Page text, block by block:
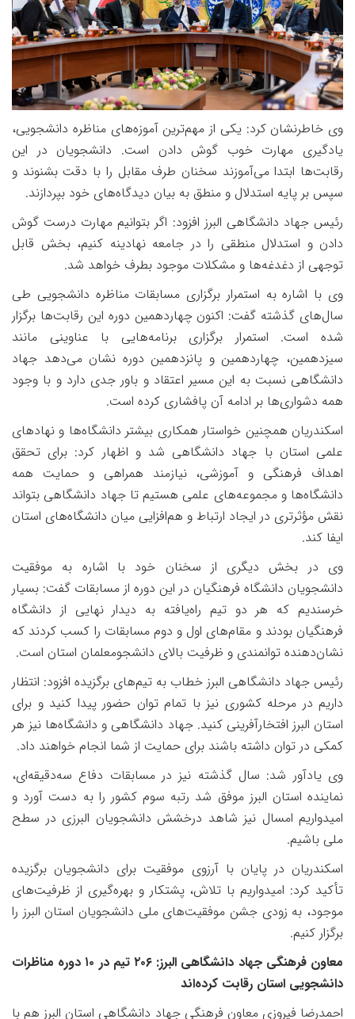
وی خاطرنشان کرد: یکی از مهم‌ترین آموزه‌های مناظره دانشجویی،
یادگیری مهارت خوب گوش دادن است. دانشجویان در این
رقابت‌ها ابتدا می‌آموزند سخنان طرف مقابل را با دقت بشنوند و
سپس بر پایه استدلال و منطق به بیان دیدگاه‌های خود بپردازند.
رئیس جهاد دانشگاهی البرز افزود: اگر بتوانیم مهارت درست گوش
دادن و استدلال منطقی را در جامعه نهادینه کنیم، بخش قابل
توجهی از دغدغه‌ها و مشکلات موجود بطرف خواهد شد.
وی با اشاره به استمرار برگزاری مسابقات مناظره دانشجویی طی
سال‌های گذشته گفت: اکنون چهاردهمین دوره این رقابت‌ها برگزار
شده است. استمرار برگزاری برنامه‌هایی با عناوینی مانند
سیزدهمین، چهاردهمین و پانزدهمین دوره نشان می‌دهد جهاد
دانشگاهی نسبت به این مسیر اعتقاد و باور جدی دارد و با وجود
همه دشواری‌ها بر ادامه آن پافشاری کرده است.
اسکندریان همچنین خواستار همکاری بیشتر دانشگاه‌ها و نهادهای
علمی استان با جهاد دانشگاهی شد و اظهار کرد: برای تحقق
اهداف فرهنگی و آموزشی، نیازمند همراهی و حمایت همه
دانشگاه‌ها و مجموعه‌های علمی هستیم تا جهاد دانشگاهی بتواند
نقش مؤثرتری در ایجاد ارتباط و هم‌افزایی میان دانشگاه‌های استان
ایفا کند.
وی در بخش دیگری از سخنان خود با اشاره به موفقیت
دانشجویان دانشگاه فرهنگیان در این دوره از مسابقات گفت: بسیار
خرسندیم که هر دو تیم راه‌یافته به دیدار نهایی از دانشگاه
فرهنگیان بودند و مقام‌های اول و دوم مسابقات را کسب کردند که
نشان‌دهنده توانمندی و ظرفیت بالای دانشجومعلمان استان است.
رئیس جهاد دانشگاهی البرز خطاب به تیم‌های برگزیده افزود: انتظار
داریم در مرحله کشوری نیز با تمام توان حضور پیدا کنید و برای
استان البرز افتخارآفرینی کنید. جهاد دانشگاهی و دانشگاه‌ها نیز هر
کمکی در توان داشته باشند برای حمایت از شما انجام خواهند داد.
وی یادآور شد: سال گذشته نیز در مسابقات دفاع سه‌دقیقه‌ای،
نماینده استان البرز موفق شد رتبه سوم کشور را به دست آورد و
امیدواریم امسال نیز شاهد درخشش دانشجویان البرزی در سطح
ملی باشیم.
اسکندریان در پایان با آرزوی موفقیت برای دانشجویان برگزیده
تأکید کرد: امیدواریم با تلاش، پشتکار و بهره‌گیری از ظرفیت‌های
موجود، به زودی جشن موفقیت‌های ملی دانشجویان استان البرز را
برگزار کنیم.
معاون فرهنگی جهاد دانشگاهی البرز: ۲۰۶ تیم در ۱۰ دوره مناظرات
دانشجویی استان رقابت کرده‌اند
احمدرضا فیروزی معاون فرهنگی جهاد دانشگاهی استان البرز هم با